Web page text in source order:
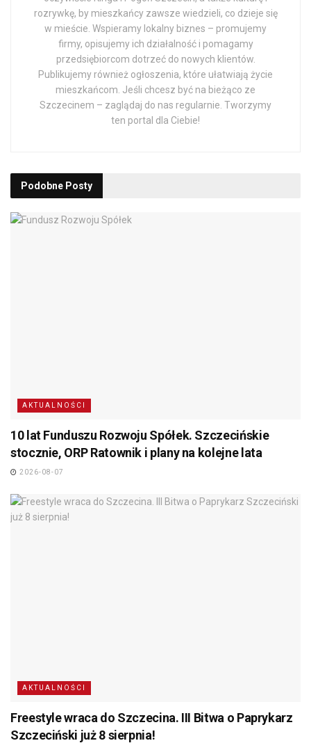
rozrywkę, by mieszkańcy zawsze wiedzieli, co dzieje się
w mieście. Wspieramy lokalny biznes – promujemy
firmy, opisujemy ich działalność i pomagamy
przedsiębiorcom dotrzeć do nowych klientów.
Publikujemy również ogłoszenia, które ułatwiają życie
mieszkańcom. Jeśli chcesz być na bieżąco ze
Szczecinem – zaglądaj do nas regularnie. Tworzymy
ten portal dla Ciebie!
Podobne Posty
AKTUALNOŚCI
10 lat Funduszu Rozwoju Spółek. Szczecińskie
stocznie, ORP Ratownik i plany na kolejne lata
2026-08-07
AKTUALNOŚCI
Freestyle wraca do Szczecina. III Bitwa o Paprykarz
Szczeciński już 8 sierpnia!